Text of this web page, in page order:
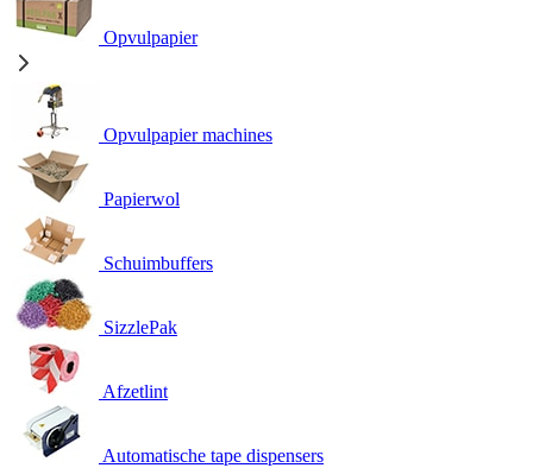
Opvulpapier
Opvulpapier machines
Papierwol
Schuimbuffers
SizzlePak
Afzetlint
Automatische tape dispensers